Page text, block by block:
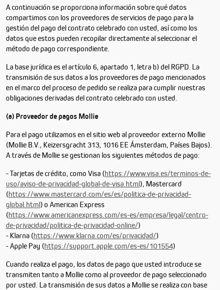
A continuación se proporciona información sobre qué datos
compartimos con los proveedores de servicios de pago para la
gestión del pago del contrato celebrado con usted, así como los
datos que estos pueden recopilar directamente al seleccionar el
método de pago correspondiente.
La base jurídica es el artículo 6, apartado 1, letra b) del RGPD. La
transmisión de sus datos a los proveedores de pago mencionados
en el marco del proceso de pedido se realiza para cumplir nuestras
obligaciones derivadas del contrato celebrado con usted.
(a) Proveedor de pagos Mollie
Para el pago utilizamos en el sitio web al proveedor externo Mollie
(Mollie B.V., Keizersgracht 313, 1016 EE Ámsterdam, Países Bajos).
A través de Mollie se gestionan los siguientes métodos de pago:
- Tarjetas de crédito, como Visa (https://www.visa.es/terminos-de-
uso/aviso-de-privacidad-global-de-visa.html), Mastercard
(https://www.mastercard.com/es/es/politica-de-privacidad-
global.html) o American Express
(https://www.americanexpress.com/es-es/empresa/legal/centro-
de-privacidad/politica-de-privacidad-online/)
- Klarna (https://www.klarna.com/es/privacidad/)
- Apple Pay (https://support.apple.com/es-es/101554)
Cuando realiza el pago, los datos de pago que usted introduce se
transmiten tanto a Mollie como al proveedor de pago seleccionado
por usted. La transmisión de sus datos a Mollie se realiza con base